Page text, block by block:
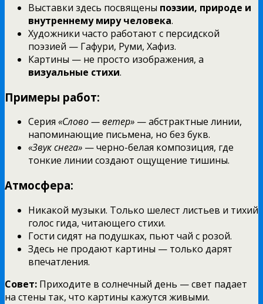
Выставки здесь посвящены поэзии, природе и
внутреннему миру человека.
Художники часто работают с персидской
поэзией — Гафури, Руми, Хафиз.
Картины — не просто изображения, а
визуальные стихи.
Примеры работ:
Серия «Слово — ветер» — абстрактные линии,
напоминающие письмена, но без букв.
«Звук снега» — черно-белая композиция, где
тонкие линии создают ощущение тишины.
Атмосфера:
Никакой музыки. Только шелест листьев и тихий
голос гида, читающего стихи.
Гости сидят на подушках, пьют чай с розой.
Здесь не продают картины — только дарят
впечатления.
Совет: Приходите в солнечный день — свет падает
на стены так, что картины кажутся живыми.